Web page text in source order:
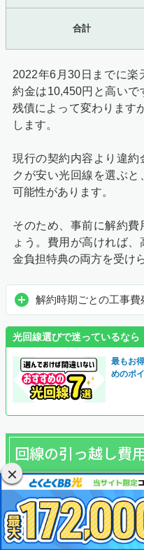
合計
2022年6月30日までに楽
約金は10,450円と高い
残債によって変わります
します。
現行の契約内容より違約
クが安い光回線を選ぶ
可能性があります。
そのため、事前に解約費
ょう。費用が高ければ
金負担特典の両方を受け
解約時期ごとの工事費
光回線選びで迷っているなら
最もお
めのポ
回線の引っ越し費